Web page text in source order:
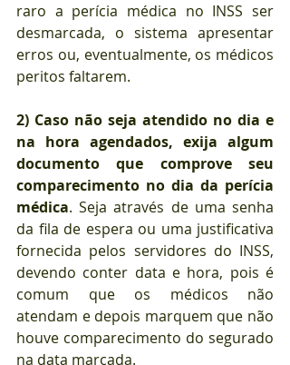
raro a perícia médica no INSS ser
desmarcada, o sistema apresentar
erros ou, eventualmente, os médicos
peritos faltarem.
2) Caso não seja atendido no dia e
na hora agendados, exija algum
documento que comprove seu
comparecimento no dia da perícia
médica. Seja através de uma senha
da fila de espera ou uma justificativa
fornecida pelos servidores do INSS,
devendo conter data e hora, pois é
comum que os médicos não
atendam e depois marquem que não
houve comparecimento do segurado
na data marcada.